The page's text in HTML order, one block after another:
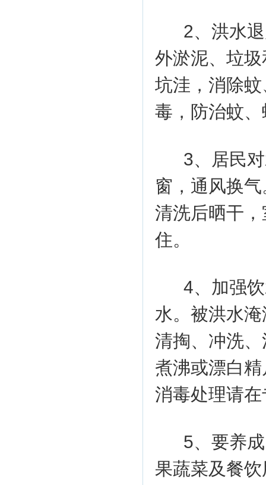
2、洪水
外淤泥、垃
坑洼，消除
毒，防治蚊
3、居民
窗，通风换
清洗后晒干
住。
4、加强
水。被洪水
清掏、冲洗
煮沸或漂白
消毒处理请
5、要养
果蔬菜及餐